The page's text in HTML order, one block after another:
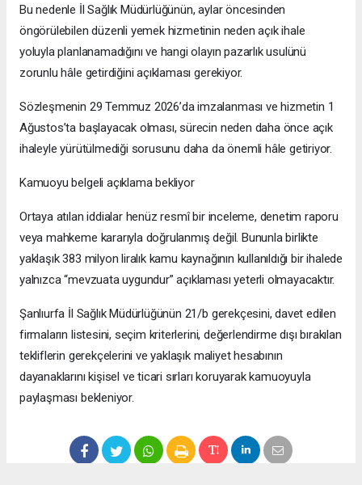
Bu nedenle İl Sağlık Müdürlüğünün, aylar öncesinden
öngörülebilen düzenli yemek hizmetinin neden açık ihale
yoluyla planlanamadığını ve hangi olayın pazarlık usulünü
zorunlu hâle getirdiğini açıklaması gerekiyor.
Sözleşmenin 29 Temmuz 2026’da imzalanması ve hizmetin 1
Ağustos’ta başlayacak olması, sürecin neden daha önce açık
ihaleyle yürütülmediği sorusunu daha da önemli hâle getiriyor.
Kamuoyu belgeli açıklama bekliyor
Ortaya atılan iddialar henüz resmî bir inceleme, denetim raporu
veya mahkeme kararıyla doğrulanmış değil. Bununla birlikte
yaklaşık 383 milyon liralık kamu kaynağının kullanıldığı bir ihalede
yalnızca “mevzuata uygundur” açıklaması yeterli olmayacaktır.
Şanlıurfa İl Sağlık Müdürlüğünün 21/b gerekçesini, davet edilen
firmaların listesini, seçim kriterlerini, değerlendirme dışı bırakılan
tekliflerin gerekçelerini ve yaklaşık maliyet hesabının
dayanaklarını kişisel ve ticari sırları koruyarak kamuoyuyla
paylaşması bekleniyor.